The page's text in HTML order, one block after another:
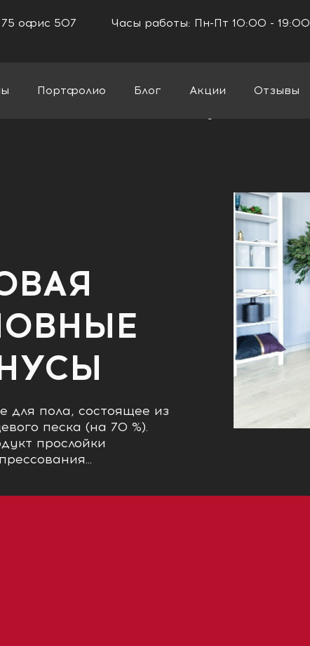
75 офис 507 Часы работы: Пн-Пт 10:00 - 19:00
Портфолио Блог Акции Отзывы
плитка? Основные плюсы и минусы
для пола, состоящее из
песка (на 70 %).
прослойки